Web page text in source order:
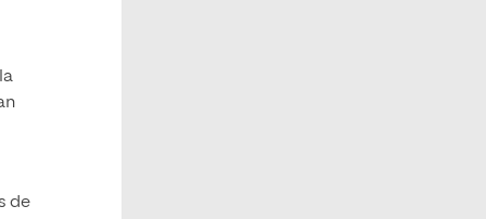
de